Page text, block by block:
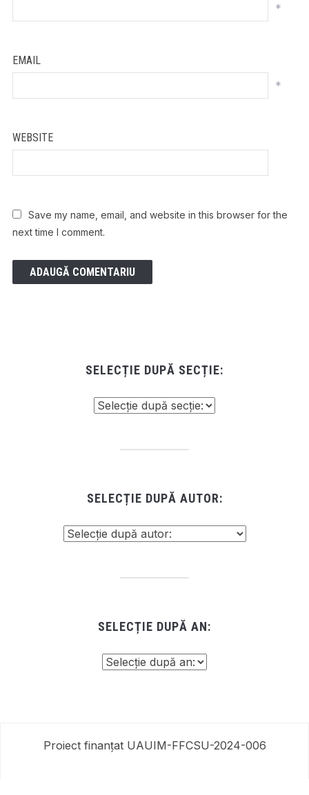
*
EMAIL
*
WEBSITE
Save my name, email, and website in this browser for the
next time I comment.
SELECȚIE DUPĂ SECȚIE:
SELECȚIE DUPĂ AUTOR:
SELECȚIE DUPĂ AN:
Proiect finanțat UAUIM-FFCSU-2024-006